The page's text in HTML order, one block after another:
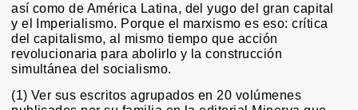
así como de América Latina, del yugo del gran capital
y el Imperialismo. Porque el marxismo es eso: crítica
del capitalismo, al mismo tiempo que acción
revolucionaria para abolirlo y la construcción
simultánea del socialismo.
(1) Ver sus escritos agrupados en 20 volúmenes